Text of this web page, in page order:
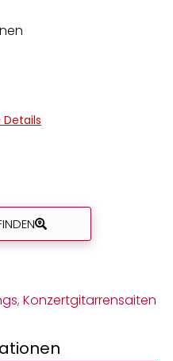
, Konzertgitarrensaiten